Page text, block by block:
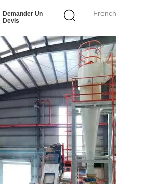
French
Demander Un
Devis